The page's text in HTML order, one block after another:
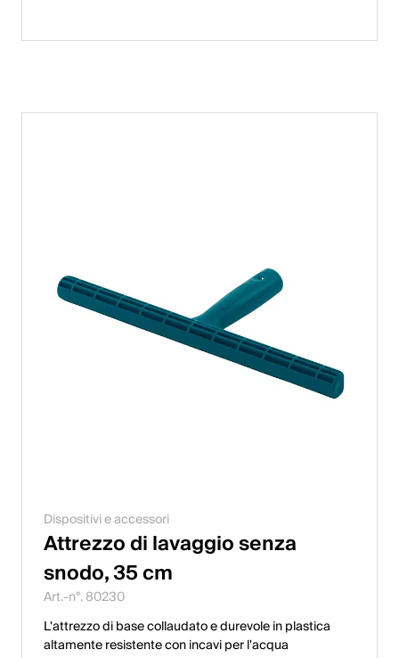
Dispositivi e accessori
Attrezzo di lavaggio senza
snodo, 35 cm
Art.-n°. 80230
L'attrezzo di base collaudato e durevole in plastica
altamente resistente con incavi per l'acqua